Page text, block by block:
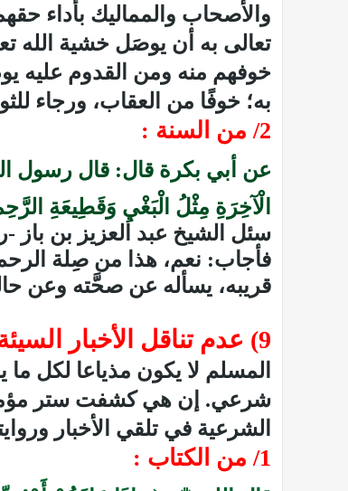
والأصحاب والمماليك بأداء
تعالى به أن يوصَل خشية الله
خوفهم منه ومن القدوم عليه
به؛ خوفًا من العقاب، ورجاء
2/ من السنة :
عن أبي بكرة قال: قال رسول
الْآخِرَةِ مِثْلُ الْبَغْيِ وَقَطِيعَةِ
سئل الشيخ عبد العزيز بن باز
فأجاب: نعم، هذا من صِلة الرحم،
قريبه، يسأله عن صحَّته وعن
9) عدم تناقل الأخبار السيئة:
المسلم لا يكون مذياعا لكل ما
شرعي. إن هي كشفت ستر مؤمن
الشرعية في تلقي الأخبار
1/ من الكتاب :